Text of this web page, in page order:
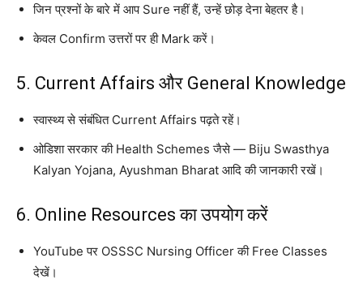
जिन प्रश्नों के बारे में आप Sure नहीं हैं, उन्हें छोड़ देना बेहतर है।
केवल Confirm उत्तरों पर ही Mark करें।
5. Current Affairs और General Knowledge
स्वास्थ्य से संबंधित Current Affairs पढ़ते रहें।
ओडिशा सरकार की Health Schemes जैसे — Biju Swasthya
Kalyan Yojana, Ayushman Bharat आदि की जानकारी रखें।
6. Online Resources का उपयोग करें
YouTube पर OSSSC Nursing Officer की Free Classes
देखें।